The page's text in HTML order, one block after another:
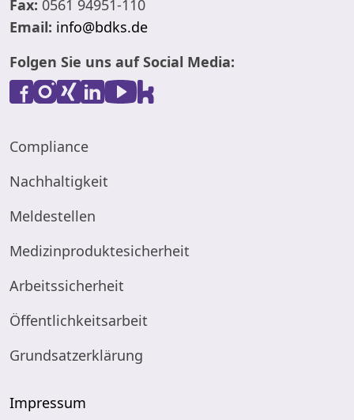
Fax: 0561 94951-110
Email: info@bdks.de
Folgen Sie uns auf Social Media:
Compliance
Nachhaltigkeit
Meldestellen
Medizinproduktesicherheit
Arbeitssicherheit
Öffentlichkeitsarbeit
Grundsatzerklärung
Impressum